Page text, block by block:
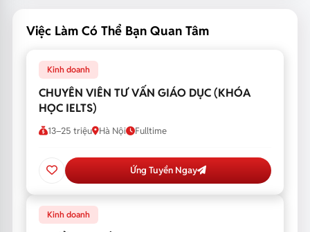
Việc Làm Có Thể Bạn Quan Tâm
Kinh doanh
CHUYÊN VIÊN TƯ VẤN GIÁO DỤC (KHÓA
HỌC IELTS)
13–25 triệu Hà Nội Fulltime
Ứng Tuyển Ngay
Kinh doanh